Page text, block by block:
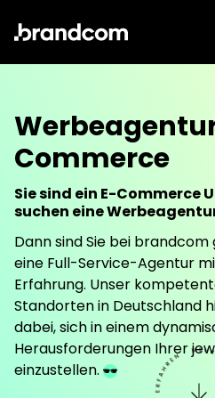
Commerce
Sie sind ein E-Commerce
suchen eine
Dann sind Sie bei brandcom
eine Full-Service-Agentur
Erfahrung. Unser
Standorten in Deutschland
dabei, sich in einem
Herausforderungen Ihrer
einzustellen.